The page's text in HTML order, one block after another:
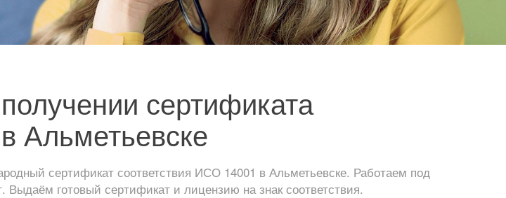
сертификата
Альметьевске
сертификат соответствия ИСО 14001 в Альметьевске. Работаем под
Выдаём готовый сертификат и лицензию на знак соответствия.